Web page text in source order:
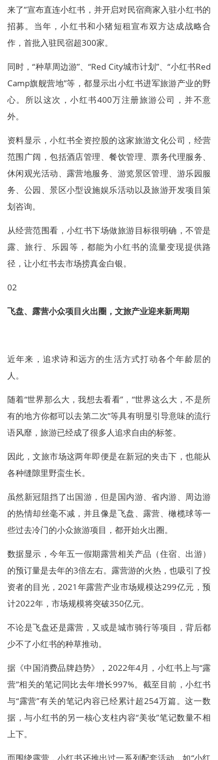
来了”宣布直连小红书，并开启对民宿商家入驻小红书的
招募。当年，小红书和小猪短租宣布双方达成战略合
作，首批入驻民宿超300家。
同时，“种草周边游”、“Red City城市计划”、“小红书Red
Camp旗舰营地”等，都显示出小红书进军旅游产业的野
心。所以这次，小红书400万注册旅游公司，并不意
外。
资料显示，小红书全资控股的这家旅游文化公司，经营
范围广阔，包括酒店管理、餐饮管理、票务代理服务、
休闲观光活动、露营地服务、游览景区管理、游乐园服
务、公园、景区小型设施娱乐活动以及旅游开发项目策
划咨询。
从经营范围看，小红书下场做旅游目标很明确，不管是
露、旅行、乐园等，都能为小红书的流量变现提供路
径，让小红书去市场捞真金白银。
02
飞盘、露营小众项目火出圈，文旅产业迎来新周期
近年来，追求诗和远方的生活方式打动各个年龄层的
人。
随着“世界那么大，我想去看看”，“世界这么大，不是所
有的地方你都可以去第二次”等具有明显引导意味的流行
语风靡，旅游已经成了很多人追求自由的标签。
因此，文旅市场这两年即便是在新冠的夹击下，也能从
各种缝隙里野蛮生长。
虽然新冠阻挡了出国游，但是国内游、省内游、周边游
的热情却丝毫不减，并且像是飞盘、露营、橄榄球等一
些过去冷门的小众旅游项目，都开始火出圈。
数据显示，今年五一假期露营相关产品（住宿、出游）
的预订量是去年的3倍左右。露营游的火热，也吸引了投
资者的目光，2021年露营产业市场规模达299亿元，预
计2022年，市场规模将突破350亿元。
不论是飞盘还是露营，又或是城市骑行等项目，背后都
少不了小红书的种草推动。
据《中国消费品牌趋势》，2022年4月，小红书上与“露
营”相关的笔记同比去年增长997%。截至目前，小红书
与“露营”有关的笔记内容已经累计超254万篇。这一数
据，与小红书的另一核心支柱内容“美妆”笔记数量不相
上下。